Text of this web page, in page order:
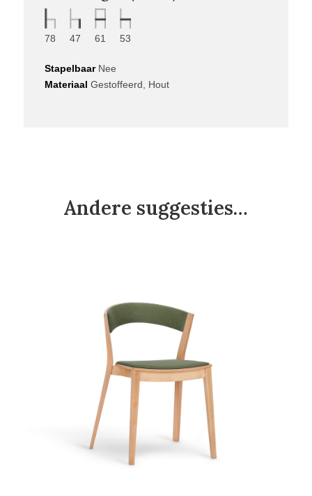
78 47 61 53
StapelbaarNee
Materiaal Gestoffeerd, Hout
Andere suggesties…